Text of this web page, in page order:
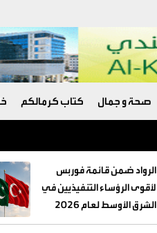
صحة و جمال كتاب كرمالكم
الرواد ضمن قائمة فوربس
لأقوى الرؤساء التنفيذيين في
الشرق الأوسط لعام 2026